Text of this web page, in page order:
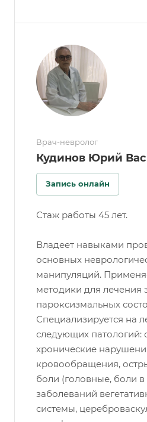
Врач-невролог
Кудинов Юрий
Запись онлайн
Стаж работы 45 лет.
Владеет навыками
основных
манипуляций.
методики для лечения
пароксизмальных
Специализируется на
следующих патологий:
хронические
кровообращения,
боли (головные, боли в
заболеваний
системы,